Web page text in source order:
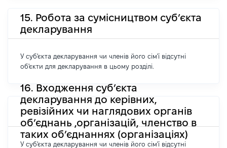
15. Робота за сумісництвом суб’єкта
декларування
У суб'єкта декларування чи членів його сім'ї відсутні
об'єкти для декларування в цьому розділі.
16. Входження суб’єкта
декларування до керівних,
ревізійних чи наглядових органів
об’єднань ,організацій, членство в
таких об’єднаннях (організаціях)
У суб'єкта декларування чи членів його сім'ї відсутні